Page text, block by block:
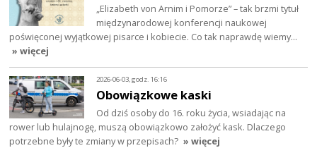
„Elizabeth von Arnim i Pomorze” – tak brzmi tytuł
międzynarodowej konferencji naukowej
poświęconej wyjątkowej pisarce i kobiecie. Co tak naprawdę wiemy…
» więcej
2026-06-03, godz. 16:16
Obowiązkowe kaski
Od dziś osoby do 16. roku życia, wsiadając na
rower lub hulajnogę, muszą obowiązkowo założyć kask. Dlaczego
potrzebne były te zmiany w przepisach? » więcej